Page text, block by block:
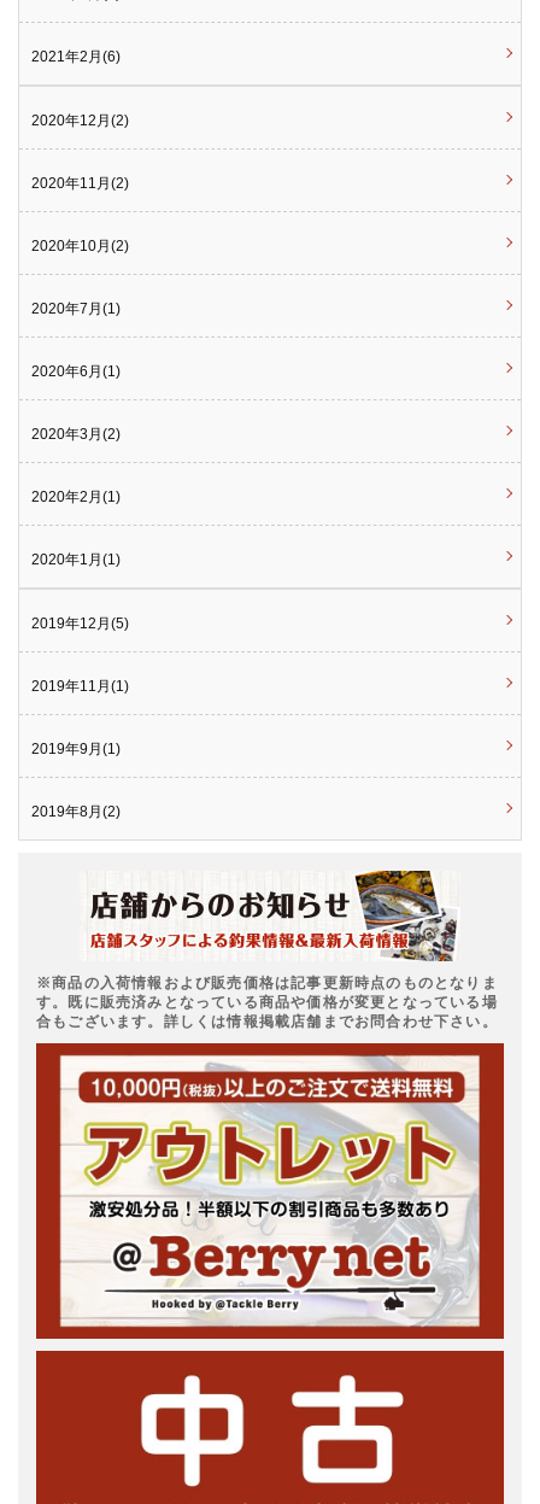
2021年2月(6)
2020年12月(2)
2020年11月(2)
2020年10月(2)
2020年7月(1)
2020年6月(1)
2020年3月(2)
2020年2月(1)
2020年1月(1)
2019年12月(5)
2019年11月(1)
2019年9月(1)
2019年8月(2)
※商品の入荷情報および販売価格は記事更新時点のものとなりま
す。既に販売済みとなっている商品や価格が変更となっている場
合もございます。詳しくは情報掲載店舗までお問合わせ下さい。